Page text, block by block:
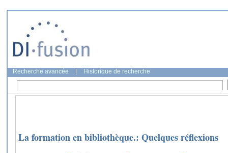
Recherche avancée Historique de recherche
La formation en bibliothèque.: Quelques réflexions